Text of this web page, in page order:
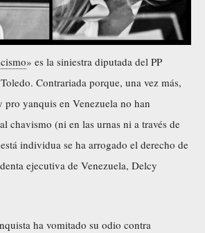
» es la siniestra diputada del PP
Contrariada porque, una vez más,
pro yanquis en Venezuela no han
chavismo (ni en las urnas ni a través de
individua se ha arrogado el derecho de
ejecutiva de Venezuela, Delcy
ha vomitado su odio contra